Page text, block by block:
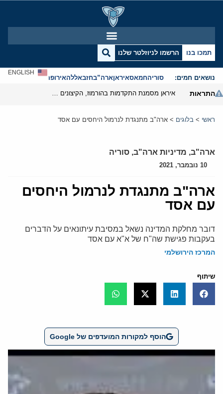
תמכו בנו הרשמו לניוזלטר שלנו
נושאים חמים: סוריהחמאסאיראןארה”בחזבאללהאירופהאנטישמיות
ENGLISH
התראות
ראשי > בלוגים > ארה"ב מתנגדת לנרמול היחסים עם אסד
ארה"ב, מדיניות ארה"ב, סוריה
10 נובמבר, 2021
ארה"ב מתנגדת לנרמול היחסים
עם אסד
דובר מחלקת המדינה נשאל במסיבת עיתונאים על הדברים
בעקבות פגישת שה"ח של א"א עם אסד
המרכז הירושלמי
שיתוף
הוסף למקורות המועדפים של Google